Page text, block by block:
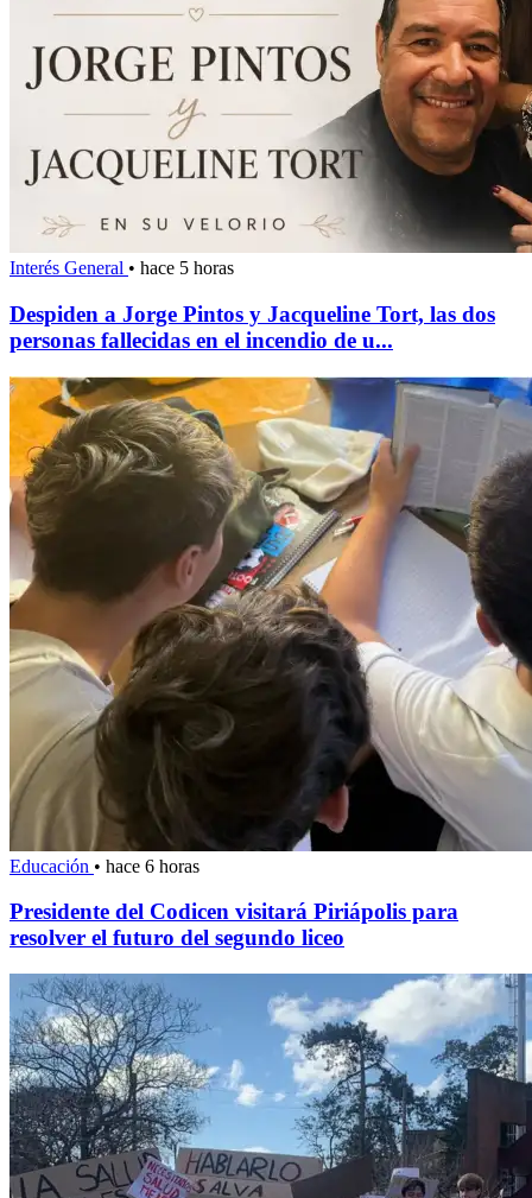
Interés General • hace 5 horas
Despiden a Jorge Pintos y Jacqueline Tort, las dos
personas fallecidas en el incendio de u...
Educación • hace 6 horas
Presidente del Codicen visitará Piriápolis para
resolver el futuro del segundo liceo